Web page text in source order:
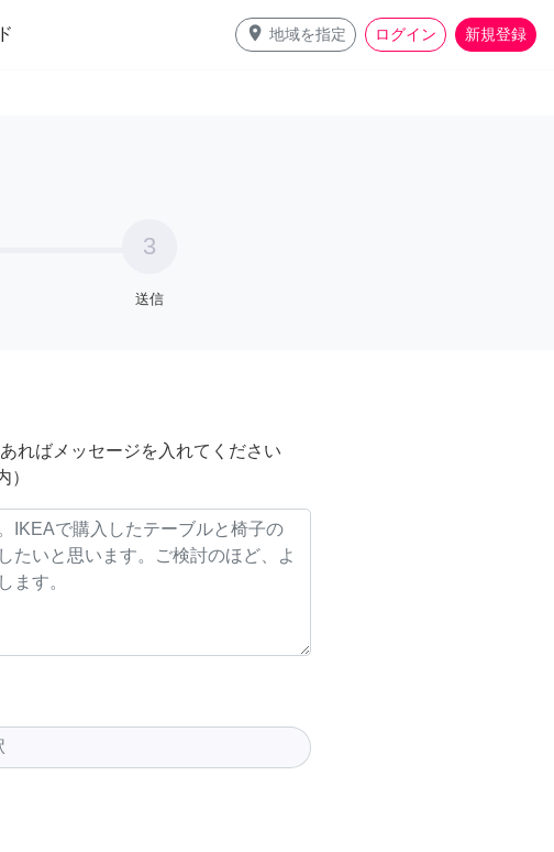
place 地域を指定 ログイン 新規登録
3
送信
ればメッセージを入れてください
）